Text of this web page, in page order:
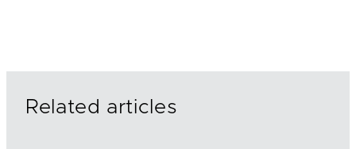
Related articles